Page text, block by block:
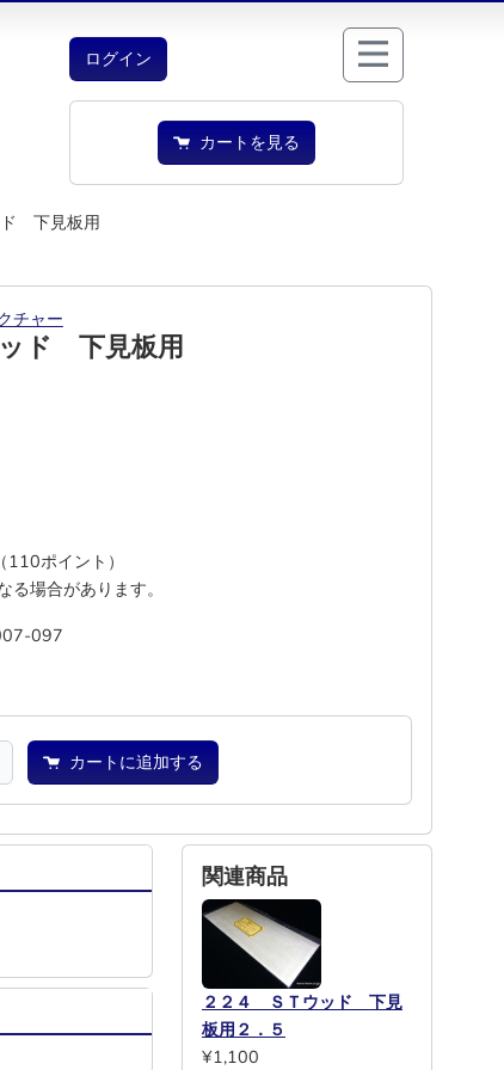
ログイン
カートを見る
下見板用
チャー
ド 下見板用
ポイント）
場合があります。
097
カートに追加する
関連商品
２２４ ＳＴウッド 下見
板用２．５
¥1,100